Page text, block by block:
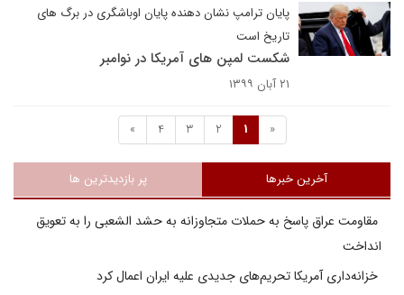
پایان ترامپ نشان دهنده پایان اوباشگری در برگ های
تاریخ است
شکست لمپن های آمریکا در نوامبر
۲۱ آبان ۱۳۹۹
«
1
2
3
4
»
آخرین خبرها پر بازدیدترین ها
مقاومت عراق پاسخ به حملات متجاوزانه به حشد الشعبی را به تعویق
انداخت
خزانه‌داری آمریکا تحریم‌های جدیدی علیه ایران اعمال کرد